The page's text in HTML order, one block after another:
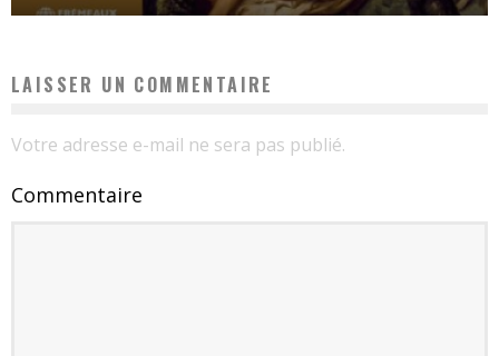
LAISSER UN COMMENTAIRE
Votre adresse e-mail ne sera pas publié.
Commentaire